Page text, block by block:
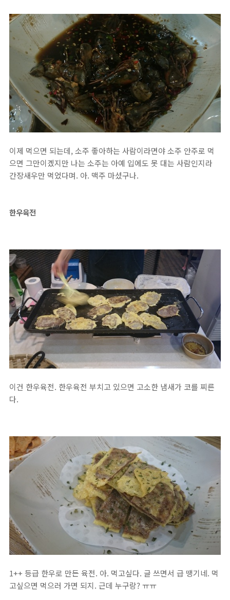
이제 먹으면 되는데, 소주 좋아하는 사람이라면야 소주 안주로 먹
으면 그만이곘지만 나는 소주는 아예 입에도 못 대는 사람인지라
간장새우만 먹었다며. 아. 맥주 마셨구나.
한우육전
이건 한우육전. 한우육전 부치고 있으면 고소한 냄새가 코를 찌른
다.
1++ 등급 한우로 만든 육전. 아. 먹고싶다. 글 쓰면서 급 땡기네. 먹
고싶으면 먹으러 가면 되지. 근데 누구랑? ㅠㅠ